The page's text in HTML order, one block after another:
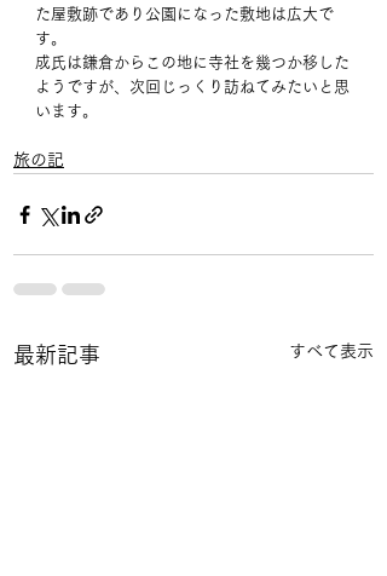
た屋敷跡であり公園になった敷地は広大で
す。
成氏は鎌倉からこの地に寺社を幾つか移した
ようですが、次回じっくり訪ねてみたいと思
います。
旅の記
最新記事 すべて表示